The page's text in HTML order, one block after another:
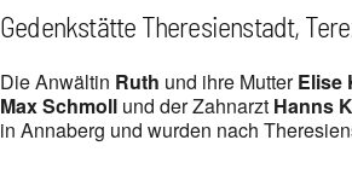
Gedenkstätte Theresienstadt,
Die Anwältin Ruth und ihre MutterElise
Max Schmoll und der Zahnarzt Hanns
in Annaberg und wurden nach